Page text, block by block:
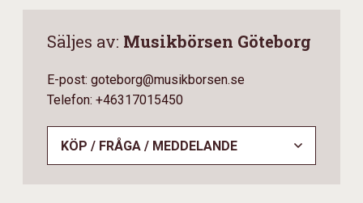
Säljes av: Musikbörsen Göteborg
E-post: goteborg@musikborsen.se
Telefon: +46317015450
KÖP / FRÅGA / MEDDELANDE